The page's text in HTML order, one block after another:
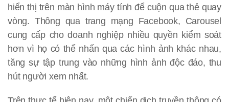
hiển thị trên màn hình máy tính để cuộn qua thẻ quay
vòng. Thông qua trang mạng Facebook, Carousel
cung cấp cho doanh nghiệp nhiều quyền kiểm soát
hơn vì họ có thể nhấn qua các hình ảnh khác nhau,
tăng sự tập trung vào những hình ảnh độc đáo, thu
hút người xem nhất.